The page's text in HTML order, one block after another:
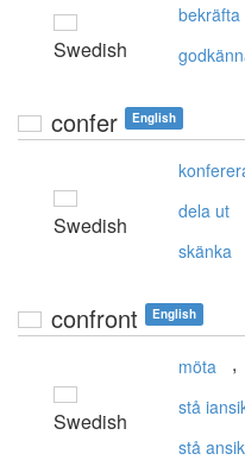
Swedish
bekräfta
confer English
Swedish
dela ut
skänka
confront English
Swedish
möta ,
stå
stå